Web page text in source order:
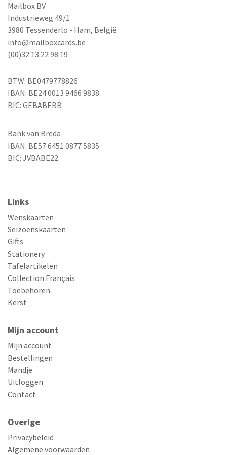
Mailbox BV
Industrieweg 49/1
3980 Tessenderlo - Ham, België
info@mailboxcards.be
(00)32 13 22 98 19
BTW: BE0479778826
IBAN: BE24 0013 9466 9838
BIC: GEBABEBB
Bank van Breda
IBAN: BE57 6451 0877 5835
BIC: JVBABE22
Links
Wenskaarten
Seizoenskaarten
Gifts
Stationery
Tafelartikelen
Collection Français
Toebehoren
Kerst
Mijn account
Mijn account
Bestellingen
Mandje
Uitloggen
Contact
Overige
Privacybeleid
Algemene voorwaarden